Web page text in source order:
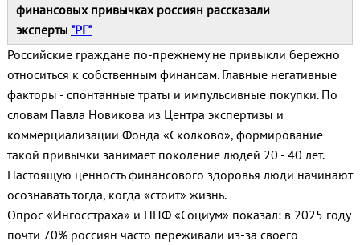
финансовых привычках россиян рассказали
эксперты "РГ"
Российские граждане по‑прежнему не привыкли бережно
относиться к собственным финансам. Главные негативные
факторы - спонтанные траты и импульсивные покупки. По
словам Павла Новикова из Центра экспертизы и
коммерциализации Фонда «Сколково», формирование
такой привычки занимает поколение людей 20 - 40 лет.
Настоящую ценность финансового здоровья люди начинают
осознавать тогда, когда «стоит» жизнь.
Опрос «Ингосстраха» и НПФ «Социум» показал: в 2025 году
почти 70% россиян часто переживали из‑за своего